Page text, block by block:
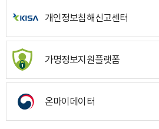
개인정보침해신고센터
가명정보지원플랫폼
온마이데이터